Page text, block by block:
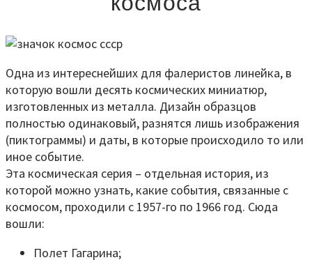
Одна из интереснейших для фалеристов линейка, в
которую вошли десять космических миниатюр,
изготовленных из металла. Дизайн образцов
полностью одинаковый, разнятся лишь изображения
(пиктограммы) и даты, в которые происходило то или
иное событие.
Эта космическая серия – отдельная история, из
которой можно узнать, какие события, связанные с
космосом, проходили с 1957-го по 1966 год. Сюда
вошли:
Полет Гагарина;